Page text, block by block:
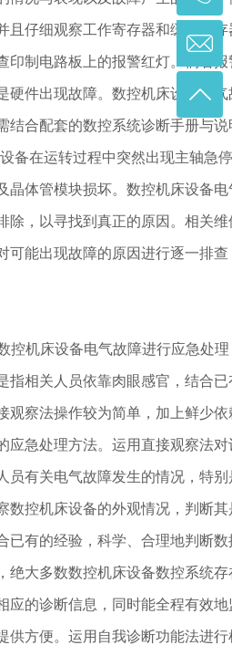
且仔细观察工作寄存器和缓冲寄
印制电路板上的报警红灯。倘若
硬件出现故障。数控机床设备电
结合配套的数控系统诊断手册与
备在运转过程中突然出现主轴急
晶体管模块损坏。数控机床设备
除，以寻找到真正的原因。相关
可能出现故障的原因进行逐一排
控机床设备电气故障进行应急处
指相关人员依靠肉眼感官，结合
观察法操作较为简单，加上鲜少
应急处理方法。运用直接观察法
员有关电气故障发生的情况，特
数控机床设备的外观情况，判断
已有的经验，科学、合理地判断
绝大多数数控机床设备数控系统
应的诊断信息，同时能全程有效
供方便。运用自我诊断功能法进